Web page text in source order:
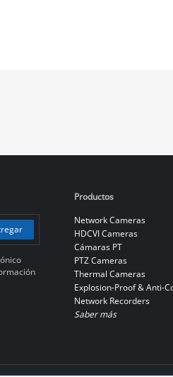
Productos
Network Cameras
HDCVI Cameras
Cámaras PT
PTZ Cameras
Thermal Cameras
Explosion-Proof & Anti-
Network Recorders
Saber más